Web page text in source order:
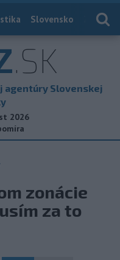
Slovensko
.SK
agentúry Slovenskej
2026
zonácie
za to